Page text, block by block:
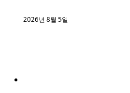
2026년 8월 5일